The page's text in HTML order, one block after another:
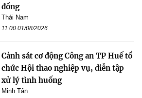
đồng
Thái Nam
11:00 01/08/2026
Cảnh sát cơ động Công an TP Huế tổ
chức Hội thao nghiệp vụ, diễn tập
xử lý tình huống
Minh Tân